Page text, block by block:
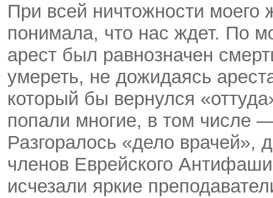
При всей ничтожности моего
понимала, что нас ждет. По
арест был равнозначен
умереть, не дожидаясь
который бы вернулся
попали многие, в том числе
Разгоралось «дело врачей»,
членов Еврейского
исчезали яркие